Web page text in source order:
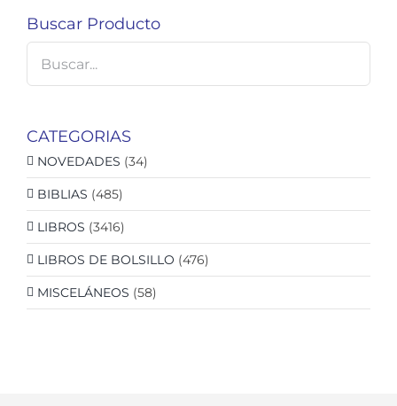
Buscar Producto
CATEGORIAS
NOVEDADES (34)
BIBLIAS (485)
LIBROS (3416)
LIBROS DE BOLSILLO (476)
MISCELÁNEOS (58)